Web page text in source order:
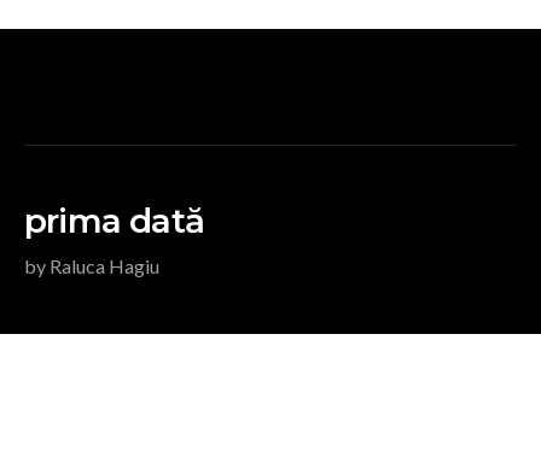
prima dată
by Raluca Hagiu